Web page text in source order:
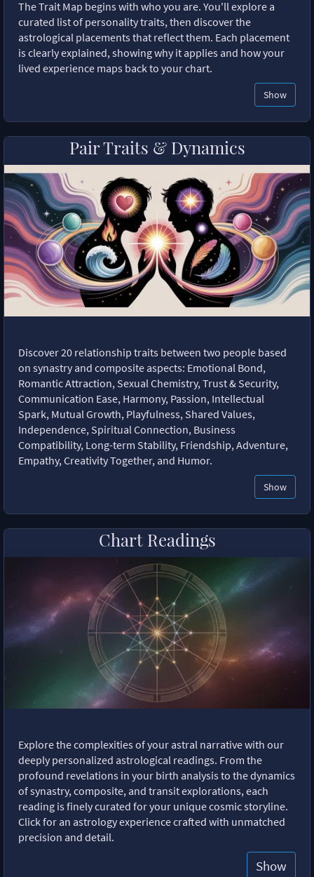
The Trait Map begins with who you are. You'll explore a
curated list of personality traits, then discover the
astrological placements that reflect them. Each placement
is clearly explained, showing why it applies and how your
lived experience maps back to your chart.
Show
Pair Traits & Dynamics
Discover 20 relationship traits between two people based
on synastry and composite aspects: Emotional Bond,
Romantic Attraction, Sexual Chemistry, Trust & Security,
Communication Ease, Harmony, Passion, Intellectual
Spark, Mutual Growth, Playfulness, Shared Values,
Independence, Spiritual Connection, Business
Compatibility, Long-term Stability, Friendship, Adventure,
Empathy, Creativity Together, and Humor.
Show
Chart Readings
Explore the complexities of your astral narrative with our
deeply personalized astrological readings. From the
profound revelations in your birth analysis to the dynamics
of synastry, composite, and transit explorations, each
reading is finely curated for your unique cosmic storyline.
Click for an astrology experience crafted with unmatched
precision and detail.
Show